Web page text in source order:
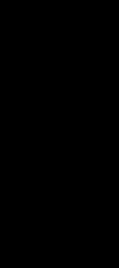
się w nowym oknie.
się w nowym oknie.
otwiera się w nowym oknie.
Strona otwiera się w nowym
Strona otwiera się